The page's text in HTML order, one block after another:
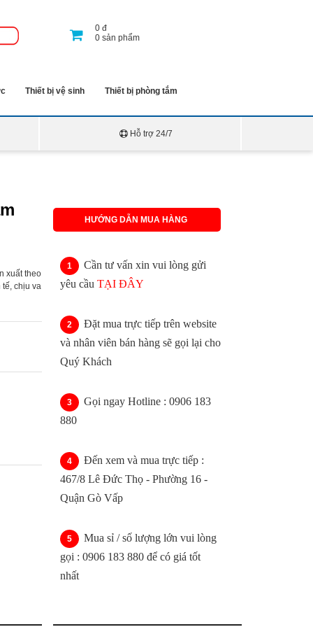
0đ
0sản phẩm
Thiết bị vệ sinh Thiết bị phòng tắm
Hỗ trợ 24/7
xuất theo
tế, chịu va
HƯỚNG DẪN MUA HÀNG
Cần tư vấn xin vui lòng gửi
yêu cầu TẠI ĐÂY
Đặt mua trực tiếp trên website
và nhân viên bán hàng sẽ gọi lại cho
Quý Khách
Gọi ngay Hotline : 0906 183
880
Đến xem và mua trực tiếp :
467/8 Lê Đức Thọ - Phường 16 -
Quận Gò Vấp
Mua sỉ / số lượng lớn vui lòng
gọi : 0906 183 880 để có giá tốt
nhất